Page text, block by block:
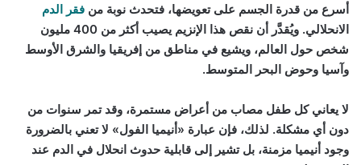
أسرع من قدرة الجسم على تعويضها، فتحدث نوبة من فقر الدم
الانحلالي. ويُقدَّر أن نقص هذا الإنزيم يصيب أكثر من 400 مليون
شخص حول العالم، ويشيع في مناطق من إفريقيا والشرق الأوسط
وآسيا وحوض البحر المتوسط.
لا يعاني كل طفل مصاب من أعراض مستمرة، وقد تمر سنوات من
دون أي مشكلة. لذلك، فإن عبارة «أنيميا الفول» لا تعني بالضرورة
وجود أنيميا مزمنة، بل تشير إلى قابلية حدوث انحلال في الدم عند